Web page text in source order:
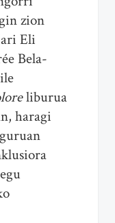
zion
Eli
Bela-
liburua
haragi